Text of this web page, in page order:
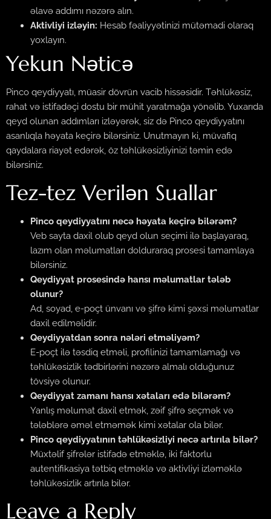
əlavə addımı nəzərə alın.
Aktivliyi izləyin: Hesab fəaliyyətinizi mütəmadi olaraq
yoxlayın.
Yekun Nəticə
Pinco qeydiyyatı, müasir dövrün vacib hissəsidir. Təhlükəsiz,
rahat və istifadəçi dostu bir mühit yaratmağa yönəlib. Yuxarıda
qeyd olunan addımları izləyərək, siz də Pinco qeydiyyatını
asanlıqla həyata keçirə bilərsiniz. Unutmayın ki, müvafiq
qaydalara riayət edərək, öz təhlükəsizliyinizi təmin edə
bilərsiniz.
Tez-tez Verilən Suallar
Pinco qeydiyyatını necə həyata keçirə bilərəm?
Veb sayta daxil olub qeyd olun seçimi ilə başlayaraq,
lazım olan məlumatları dolduraraq prosesi tamamlaya
bilərsiniz.
Qeydiyyat prosesində hansı məlumatlar tələb
olunur?
Ad, soyad, e-poçt ünvanı və şifrə kimi şəxsi məlumatlar
daxil edilməlidir.
Qeydiyyatdan sonra nələri etməliyəm?
E-poçt ilə təsdiq etməli, profilinizi tamamlamağı və
təhlükəsizlik tədbirlərini nəzərə almalı olduğunuz
tövsiyə olunur.
Qeydiyyat zamanı hansı xətaları edə bilərəm?
Yanlış məlumat daxil etmək, zəif şifrə seçmək və
tələblərə əməl etməmək kimi xətalar ola bilər.
Pinco qeydiyyatının təhlükəsizliyi necə artırıla bilər?
Müxtəlif şifrələr istifadə etməklə, iki faktorlu
autentifikasiya tətbiq etməklə və aktivliyi izləməklə
təhlükəsizlik artırıla bilər.
Leave a Reply